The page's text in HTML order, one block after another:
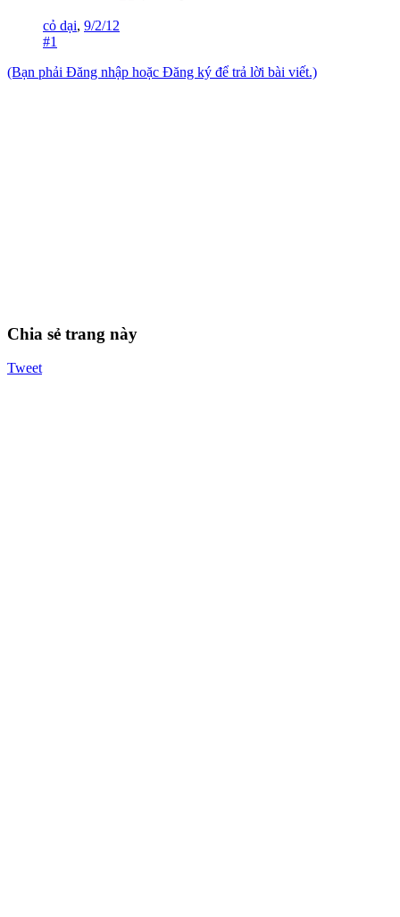
cỏ dại, 9/2/12
#1
(Bạn phải Đăng nhập hoặc Đăng ký để trả lời bài viết.)
Chia sẻ trang này
Tweet